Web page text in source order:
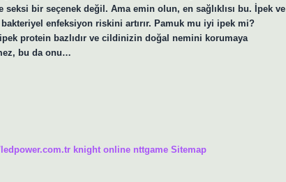
seksi bir seçenek değil. Ama emin olun, en sağlıklısı bu. İpek ve
enfeksiyon riskini artırır. Pamuk mu iyi ipek mi?
protein bazlıdır ve cildinizin doğal nemini korumaya
bu da onu…
knight online nttgame Sitemap